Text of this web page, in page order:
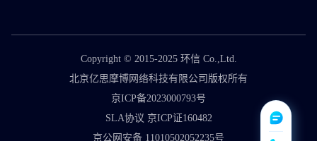
Copyright © 2015-2025 环信 Co.,Ltd.
北京亿思摩博网络科技有限公司版权所有
京ICP备2023000793号
SLA协议 京ICP证160482
京公网安备 11010502052235号